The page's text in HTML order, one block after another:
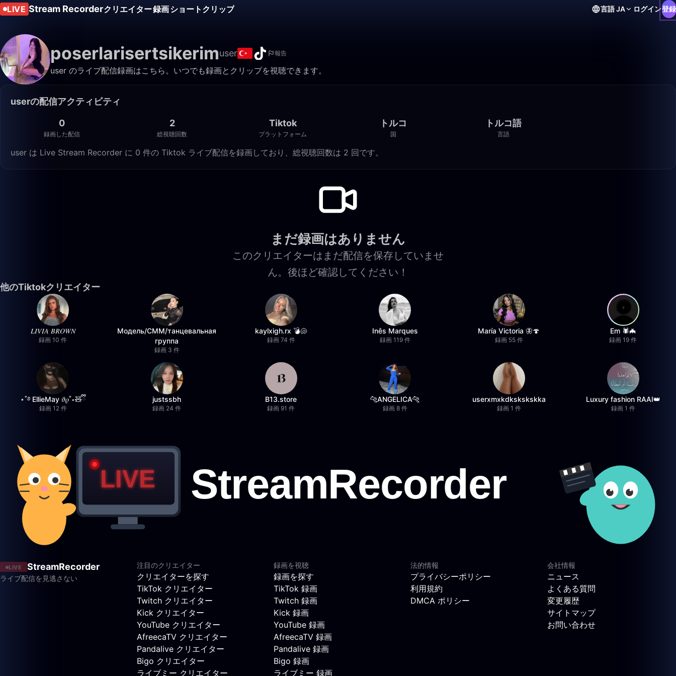
LIVE Stream Recorderクリエイター録画ショートクリップ 言語JA ログイン登録
poserlarisertsikerimuser 報告
user のライブ配信録画はこちら。いつでも録画とクリップを視聴できます。
userの配信アクティビティ
0
録画した配信
2
総視聴回数
Tiktok
プラットフォーム
トルコ
国
トルコ語
言語
user は Live Stream Recorder に 0 件の Tiktok ライブ配信を録画しており、総視聴回数は 2 回です。
まだ録画はありません
このクリエイターはまだ配信を保存していませ
ん。後ほど確認してください！
他のTiktokクリエイター
𝐿𝐼𝑉𝐼𝐴 𝐵𝑅𝑂𝑊𝑁
録画 10 件
Модель/СММ/танцевальная
группа
録画 3 件
kaylxigh.rx 💣🐚
録画 74 件
Inês Marques
録画 119 件
María Victoria 🦋🍄
録画 55 件
Em 🕷️🦇
録画 19 件
⋆˚࿔ EllieMay 𝜗𝜚˚⋆🧸ྀི
録画 12 件
justssbh
録画 24 件
B13.store
録画 91 件
🐆ANGELICA🐆
録画 8 件
userxmxkdkskskskka
録画 1 件
Luxury fashion RAAI👑
録画 1 件
LIVE StreamRecorder
ライブ配信を見逃さない
注目のクリエイター
クリエイターを探す
TikTok クリエイター
Twitch クリエイター
Kick クリエイター
YouTube クリエイター
AfreecaTV クリエイター
Pandalive クリエイター
Bigo クリエイター
ライブミー クリエイター
録画を視聴
録画を探す
TikTok 録画
Twitch 録画
Kick 録画
YouTube 録画
AfreecaTV 録画
Pandalive 録画
Bigo 録画
ライブミー 録画
法的情報
プライバシーポリシー
利用規約
DMCA ポリシー
会社情報
ニュース
よくある質問
変更履歴
サイトマップ
お問い合わせ